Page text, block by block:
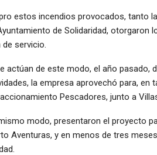
estos incendios provocados, tanto
de Solidaridad, otorgaron
servicio.
actúan de este modo, el año pasado,
la empresa aprovechó para,
Pescadores, junto a
modo, presentaron el proyecto
Aventuras, y en menos de tres